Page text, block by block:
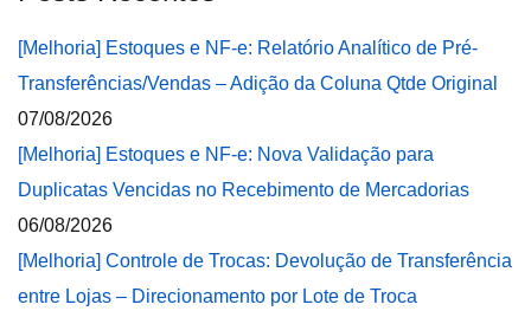
[Melhoria] Estoques e NF-e: Relatório Analítico de Pré-
Transferências/Vendas – Adição da Coluna Qtde Original
07/08/2026
[Melhoria] Estoques e NF-e: Nova Validação para
Duplicatas Vencidas no Recebimento de Mercadorias
06/08/2026
[Melhoria] Controle de Trocas: Devolução de Transferência
entre Lojas – Direcionamento por Lote de Troca